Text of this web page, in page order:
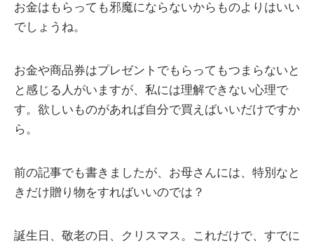
お金はもらっても邪魔にならないからものよりはいい
でしょうね。
お金や商品券はプレゼントでもらってもつまらないと
と感じる人がいますが、私には理解できない心理で
す。欲しいものがあれば自分で買えばいいだけですか
ら。
前の記事でも書きましたが、お母さんには、特別なと
きだけ贈り物をすればいいのでは？
誕生日、敬老の日、クリスマス。これだけで、すでに